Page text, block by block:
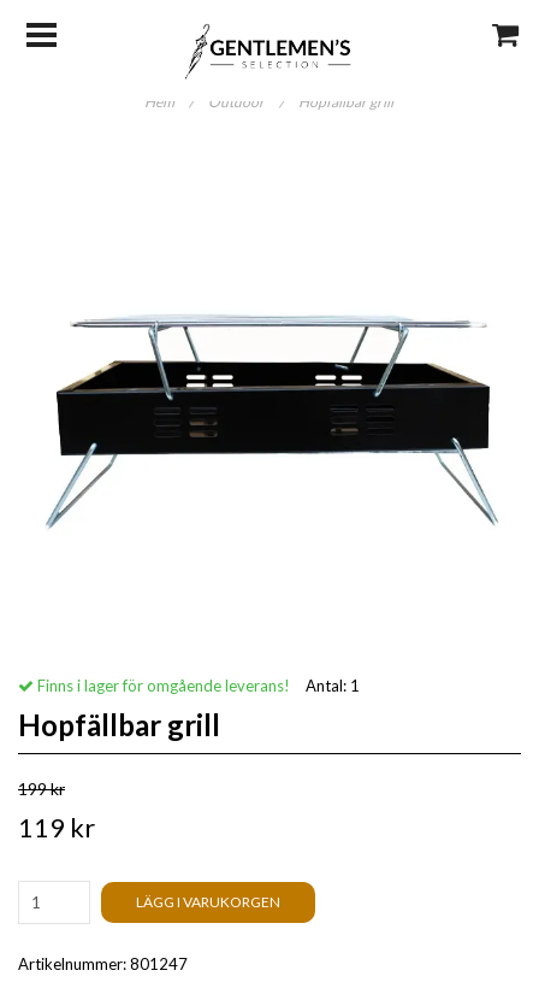
Hem / Outdoor / Hopfällbar grill
Finns i lager för omgående leverans! Antal: 1
Hopfällbar grill
199 kr
119 kr
LÄGG I VARUKORGEN
Artikelnummer:801247